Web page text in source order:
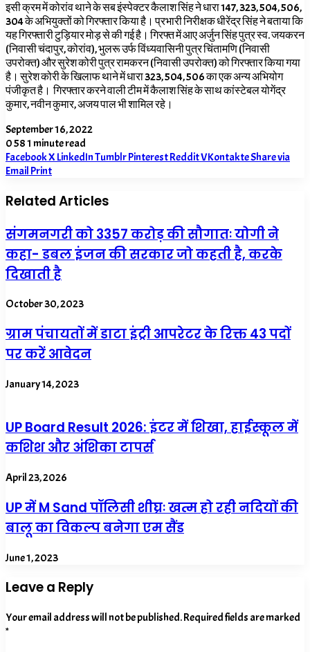
इसी क्रम में कोरांव थाने के सब इंस्पेक्टर कैलाश सिंह ने धारा 147, 323, 504, 506,
304 के अभियुक्तों को गिरफ्तार किया है। प्रभारी निरीक्षक धीरेंद्र सिंह ने बताया कि
यह गिरफ्तारी टुड़ियार मोड़ से की गई है। गिरफ्त में आए अर्जुन सिंह पुत्र स्व. जयकरन
(निवासी चंदापुर, कोरांव), भुलरू उर्फ विंध्यवासिनी पुत्र चिंतामणि (निवासी
उपरोक्त) और सुरेश कोरी पुत्र रामकरन (निवासी उपरोक्त) को गिरफ्तार किया गया
है। सुरेश कोरी के खिलाफ थाने में धारा 323, 504, 506 का एक अन्य अभियोग
पंजीकृत है। गिरफ्तार करने वाली टीम में कैलाश सिंह के साथ कांस्टेबल योगेंद्र
कुमार, नवीन कुमार, अजय पाल भी शामिल रहे।
September 16, 2022
0581 minute read
FacebookXLinkedInTumblrPinterestRedditVKontakteShare via
Email Print
Related Articles
संगमनगरी को 3357 करोड़ की सौगातः योगी ने
कहा- डबल इंजन की सरकार जो कहती है, करके
दिखाती है
October 30, 2023
ग्राम पंचायतों में डाटा इंट्री आपरेटर के रिक्त 43 पदों
पर करें आवेदन
January 14, 2023
UP Board Result 2026: इंटर में शिखा, हाईस्कूल में
कशिश और अंशिका टापर्स
April 23, 2026
UP में M Sand पॉलिसी शीघ्रः खत्म हो रही नदियों की
बालू का विकल्प बनेगा एम सैंड
June 1, 2023
Leave a Reply
Your email address will not be published.Required fields are marked
*